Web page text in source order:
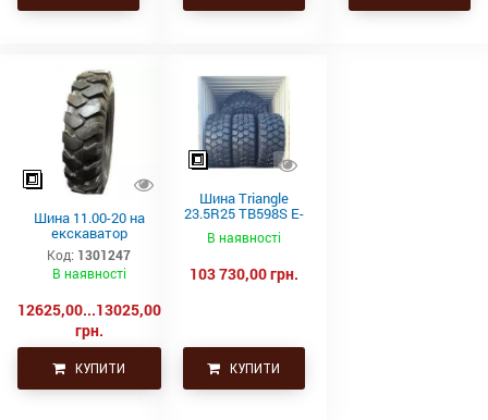
Шина 11.00-20 на
екскаватор
Код: 1301247
В наявності
12625,00...13025,00
грн.
КУПИТИ
Шина Triangle
23.5R25 TB598S E-
4 201A2/185B
В наявності
103 730,00 грн.
КУПИТИ